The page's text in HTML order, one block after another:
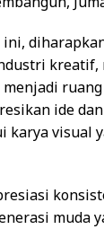
kreatif,
ide
karya visual
muda